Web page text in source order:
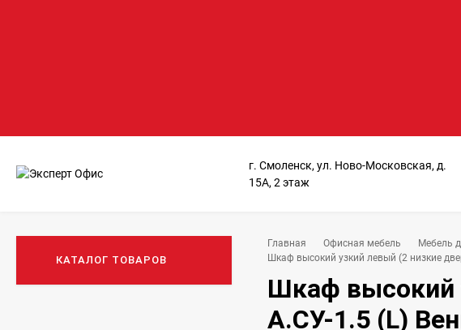
г. Смоленск, ул. Ново-Московская, д.
15А, 2 этаж
КАТАЛОГ ТОВАРОВ
Главная Офисная мебель Мебель
Шкаф высокий узкий левый (2 низкие
Шкаф высокий
А.СУ-1.5 (L)